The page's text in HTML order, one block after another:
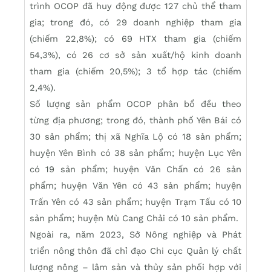
trình OCOP đã huy động được 127 chủ thể tham
gia; trong đó, có 29 doanh nghiệp tham gia
(chiếm 22,8%); có 69 HTX tham gia (chiếm
54,3%), có 26 cơ sở sản xuất/hộ kinh doanh
tham gia (chiếm 20,5%); 3 tổ hợp tác (chiếm
2,4%).
Số lượng sản phẩm OCOP phân bổ đều theo
từng địa phương; trong đó, thành phố Yên Bái có
30 sản phẩm; thị xã Nghĩa Lộ có 18 sản phẩm;
huyện Yên Bình có 38 sản phẩm; huyện Lục Yên
có 19 sản phẩm; huyện Văn Chấn có 26 sản
phẩm; huyện Văn Yên có 43 sản phẩm; huyện
Trấn Yên có 43 sản phẩm; huyện Trạm Tấu có 10
sản phẩm; huyện Mù Cang Chải có 10 sản phẩm.
Ngoài ra, năm 2023, Sở Nông nghiệp và Phát
triển nông thôn đã chỉ đạo Chi cục Quản lý chất
lượng nông – lâm sản và thủy sản phối hợp với